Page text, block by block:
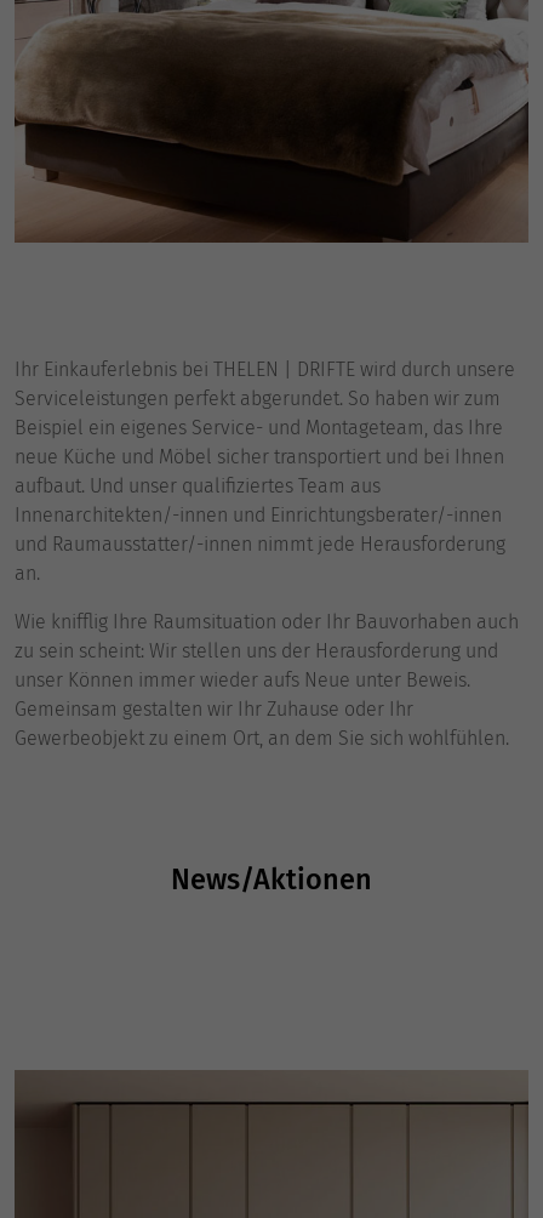
Ihr Einkauferlebnis bei THELEN | DRIFTE wird durch unsere
Serviceleistungen perfekt abgerundet. So haben wir zum
Beispiel ein eigenes Service- und Montageteam, das Ihre
neue Küche und Möbel sicher transportiert und bei Ihnen
aufbaut. Und unser qualifiziertes Team aus
Innenarchitekten/-innen und Einrichtungsberater/-innen
und Raumausstatter/-innen nimmt jede Herausforderung
an.
Wie knifflig Ihre Raumsituation oder Ihr Bauvorhaben auch
zu sein scheint: Wir stellen uns der Herausforderung und
unser Können immer wieder aufs Neue unter Beweis.
Gemeinsam gestalten wir Ihr Zuhause oder Ihr
Gewerbeobjekt zu einem Ort, an dem Sie sich wohlfühlen.
News/Aktionen